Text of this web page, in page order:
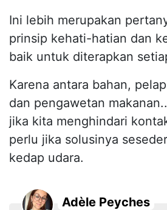
Ini lebih merupakan
prinsip kehati-hatian dan
baik untuk diterapkan
Karena antara bahan,
dan pengawetan
jika kita menghindari
perlu jika solusinya
kedap udara.
Adèle Peyches